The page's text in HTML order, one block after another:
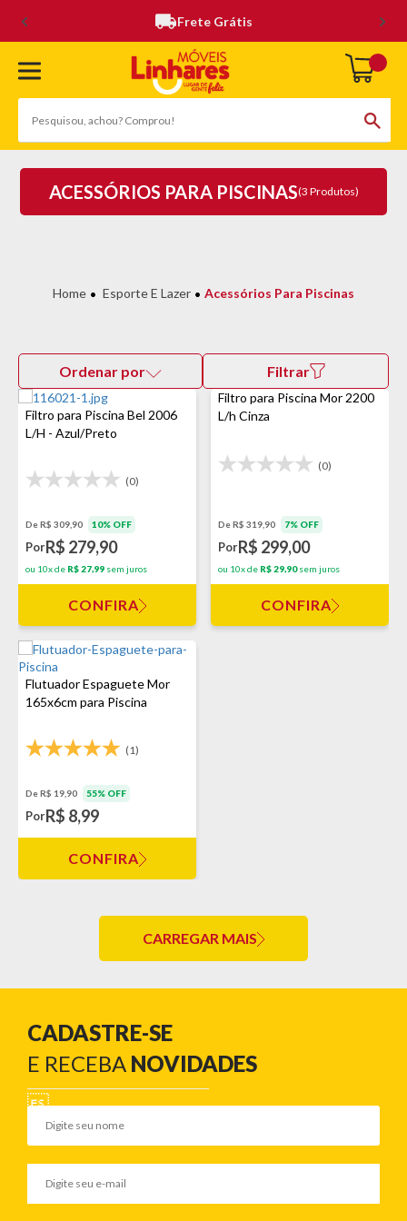
Frete Grátis
ACESSÓRIOS PARA PISCINAS(3 Produtos)
Esporte E Lazer Acessórios Para Piscinas
Ordenar por Filtrar
Filtro para Piscina Bel 2006
L/H - Azul/Preto
(0)
De R$ 309,90 10% OFF
PorR$ 279,90
ou 10x de R$ 27,99 sem juros
CONFIRA
Filtro para Piscina Mor 2200
L/h Cinza
(0)
De R$ 319,90 7% OFF
PorR$ 299,00
ou 10x de R$ 29,90sem juros
CONFIRA
Flutuador Espaguete Mor
165x6cm para Piscina
(1)
De R$ 19,90 55% OFF
PorR$ 8,99
CONFIRA
CARREGAR MAIS
CADASTRE-SE
E RECEBA NOVIDADES